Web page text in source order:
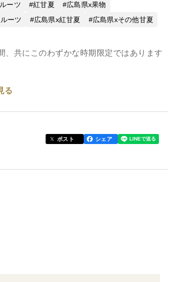
ーツ 紅甘夏
広島県x果物
ーツ 広島県x紅甘夏 広島県xその他甘夏
共にこのわずかな時期限定ではあります
る
ポスト シェア